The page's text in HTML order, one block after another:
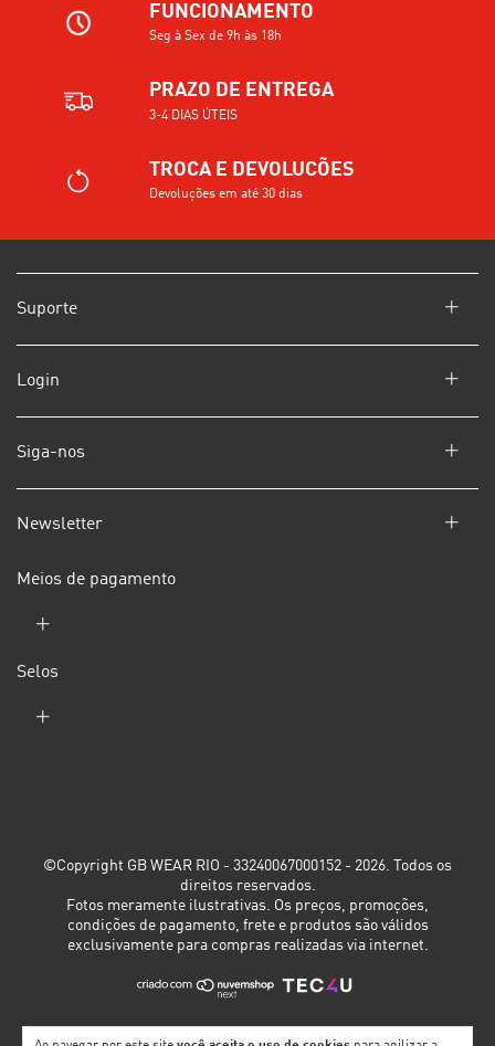
FUNCIONAMENTO
Seg à Sex de 9h às 18h
PRAZO DE ENTREGA
3-4 DIAS ÚTEIS
TROCA E DEVOLUCÕES
Devoluções em até 30 dias
Suporte
Login
Siga-nos
Newsletter
Meios de pagamento
Selos
©Copyright GB WEAR RIO - 33240067000152 - 2026. Todos os
direitos reservados.
Fotos meramente ilustrativas. Os preços, promoções,
condições de pagamento, frete e produtos são válidos
exclusivamente para compras realizadas via internet.